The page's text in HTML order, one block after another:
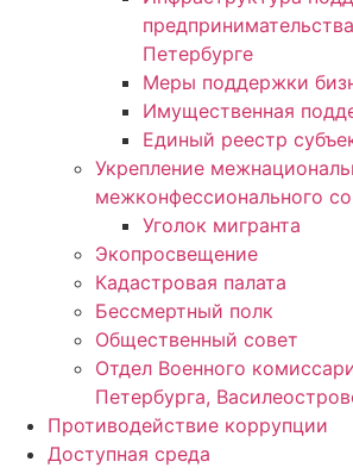
Петербурге
Меры поддержки
Имущественная
Единый реестр
Укрепление
межконфессионального
Уголок мигранта
Экопросвещение
Кадастровая палата
Бессмертный полк
Общественный совет
Отдел Военного
Петербурга,
Противодействие коррупции
Доступная среда